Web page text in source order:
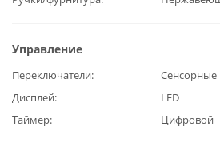
Управление
Переключатели
Сенсорные
Дисплей
LED
Таймер
Цифровой